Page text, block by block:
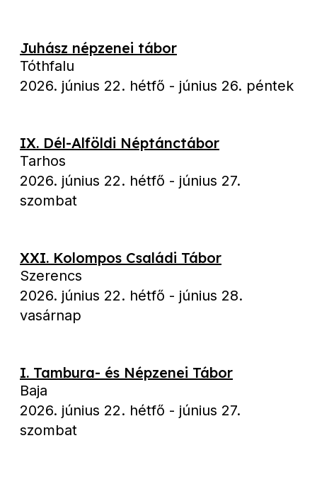
Juhász népzenei tábor
Tóthfalu
2026. június 22. hétfő - június 26. péntek
IX. Dél-Alföldi Néptánctábor
Tarhos
2026. június 22. hétfő - június 27.
szombat
XXI. Kolompos Családi Tábor
Szerencs
2026. június 22. hétfő - június 28.
vasárnap
I. Tambura- és Népzenei Tábor
Baja
2026. június 22. hétfő - június 27.
szombat